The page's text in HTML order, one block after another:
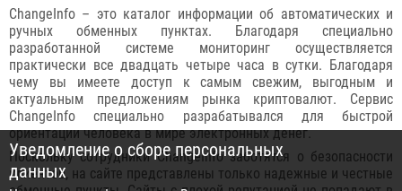
ChangeInfo – это каталог информации об автоматических и
ручных обменных пунктах. Благодаря специально
разработанной системе мониторинг осуществляется
практически все двадцать четыре часа в сутки. Благодаря
чему вы имеете доступ к самым свежим, выгодным и
актуальным предложениям рынка криптовалют. Сервис
ChangeInfo специально разрабатывался для быстрой
ориентации человека в мире электронных денег.
Поскольку сотрудники ChangeInfo заботятся о безопасности
клиентов, на сайте представлены только надежные и честные
Уведомление о сборе персональных
данных